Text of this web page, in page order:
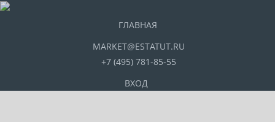
ГЛАВНАЯ
MARKET@ESTATUT.RU
+7 (495) 781-85-55
ВХОД